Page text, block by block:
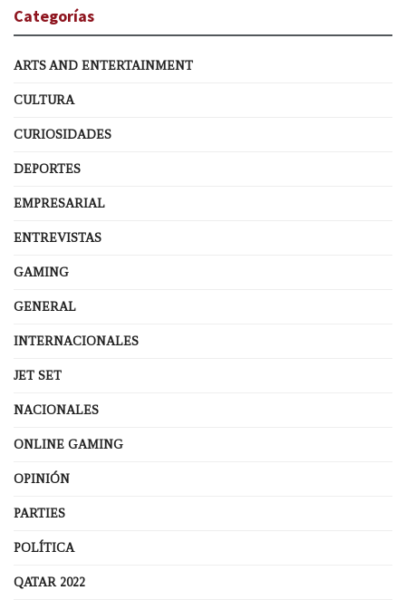
Categorías
ARTS AND ENTERTAINMENT
CULTURA
CURIOSIDADES
DEPORTES
EMPRESARIAL
ENTREVISTAS
GAMING
GENERAL
INTERNACIONALES
JET SET
NACIONALES
ONLINE GAMING
OPINIÓN
PARTIES
POLÍTICA
QATAR 2022